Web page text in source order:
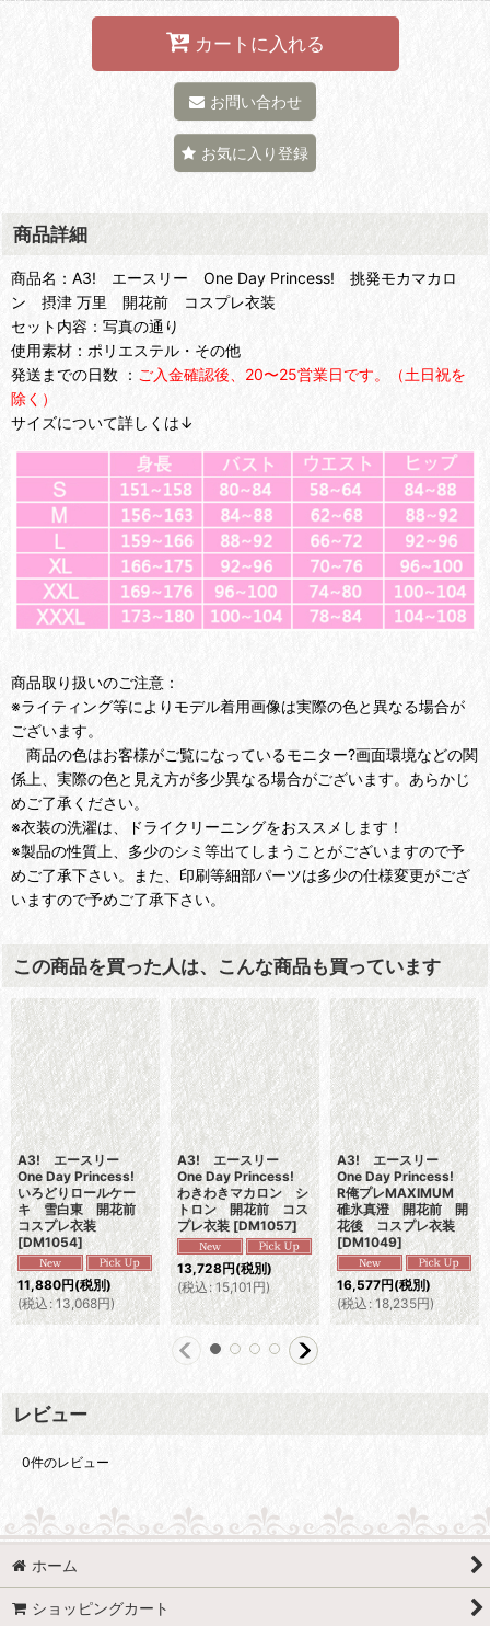
カートに入れる
お問い合わせ
お気に入り登録
商品詳細
商品名：A3! エースリー One Day Princess! 挑発モカマカロ
ン 摂津 万里 開花前 コスプレ衣装
セット内容：写真の通り
使用素材：ポリエステル・その他
発送までの日数 ： ご入金確認後、20〜25営業日です。（土日祝を
除く）
サイズについて詳しくは↓
商品取り扱いのご注意：
※ライティング等によりモデル着用画像は実際の色と異なる場合が
ございます。
商品の色はお客様がご覧になっているモニター?画面環境などの関
係上、実際の色と見え方が多少異なる場合がございます。あらかじ
めご了承ください。
※衣装の洗濯は、ドライクリーニングをおススメします！
※製品の性質上、多少のシミ等出てしまうことがございますので予
めご了承下さい。また、印刷等細部パーツは多少の仕様変更がござ
いますので予めご了承下さい。
この商品を買った人は、こんな商品も買っています
A3! エースリー
One Day Princess!
いろどりロールケー
キ 雪白東 開花前
コスプレ衣装
[DM1054]
11,880円(税別)
(税込 : 13,068円)
A3! エースリー
One Day Princess!
わきわきマカロン シ
トロン 開花前 コス
プレ衣装 [DM1057]
13,728円(税別)
(税込 : 15,101円)
A3! エースリー
One Day Princess!
R俺プレMAXIMUM
碓氷真澄 開花前 開
花後 コスプレ衣装
[DM1049]
16,577円(税別)
(税込 : 18,235円)
レビュー
0件のレビュー
ホーム
ショッピングカート